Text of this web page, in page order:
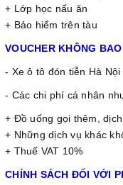
+ Lớp học nấu ăn
+ Bảo hiểm trên tàu
VOUCHER KHÔNG
- Xe ô tô đón tiễn Hà
- Các chi phí cá nhân
+ Đồ uống gọi thêm,
+ Những dịch vụ khác
+ Thuế VAT 10%
CHÍNH SÁCH ĐỐI VỚI